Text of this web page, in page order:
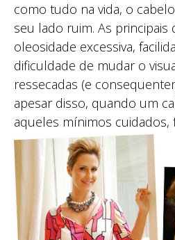
como tudo na vida, o
seu lado ruim. As principais
oleosidade excessiva,
dificuldade de mudar o
ressecadas (e
apesar disso, quando um
aqueles mínimos cuidados,